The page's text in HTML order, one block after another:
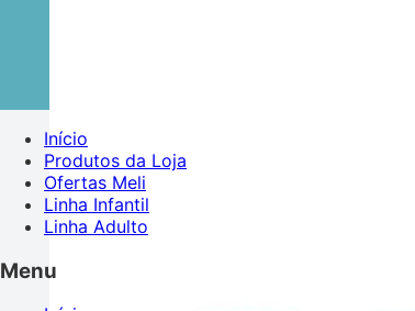
Início
Produtos da Loja
Ofertas Meli
Linha Infantil
Linha Adulto
Menu